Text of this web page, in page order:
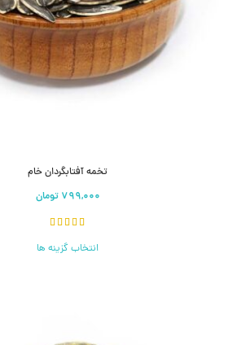
تخمه آفتابگردان خام
انتخاب گزینه ها